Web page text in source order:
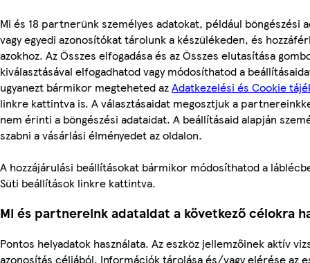
Mi és 18 partnerünk személyes adatokat, például böngészési
vagy egyedi azonosítókat tárolunk a készülékeden, és
azokhoz. Az Összes elfogadása és az Összes elutasítása
kiválasztásával elfogadhatod vagy módosíthatod a
ugyanezt bármikor megteheted azAdatkezelési és Cookie
linkre kattintva is. A választásaidat megosztjuk a
nem érinti a böngészési adataidat. A beállításaid alapján
szabni a vásárlási élményedet az oldalon.
A hozzájárulási beállításokat bármikor módosíthatod a
Süti beállítások linkre kattintva.
Mi és partnereink adataidat a következő célokra
Pontos helyadatok használata. Az eszköz jellemzőinek aktív
azonosítás céljából. Információk tárolása és/vagy elérése az